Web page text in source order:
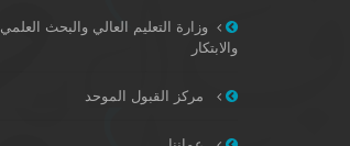
وزارة التعليم العالي والبحث العلمي
والابتكار
مركز القبول الموحد